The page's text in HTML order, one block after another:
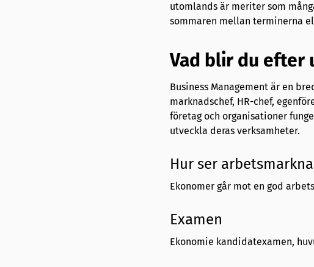
utomlands är meriter som
sommaren mellan terminerna
Vad blir du efter
Business Management är en
marknadschef, HR-chef,
företag och organisationer
utveckla deras verksamheter.
Hur ser
Ekonomer går mot en god
Examen
Ekonomie kandidatexamen,